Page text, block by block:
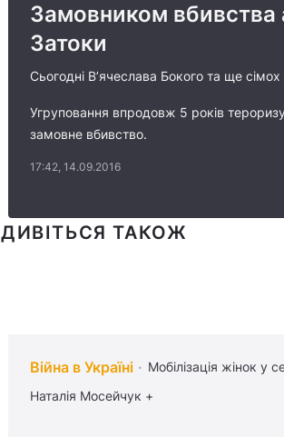
Замовником вбивства
Затоки
Сьогодні В’ячеслава Бокого та ще
Угруповання впродовж 5 років
замовне вбивство.
17:42, 14.09.2016
ДИВІТЬСЯ ТАКОЖ
Війна в Україні Мобілізація жінок у
Наталія Мосейчук +